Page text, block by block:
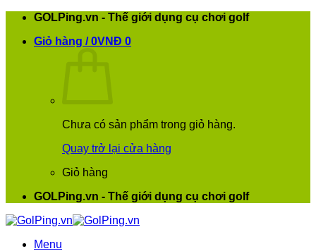
GOLPing.vn - Thế giới dụng cụ chơi golf
Giỏ hàng /0VNĐ 0
Chưa có sản phẩm trong giỏ hàng.
Quay trở lại cửa hàng
Giỏ hàng
GOLPing.vn - Thế giới dụng cụ chơi golf
Menu